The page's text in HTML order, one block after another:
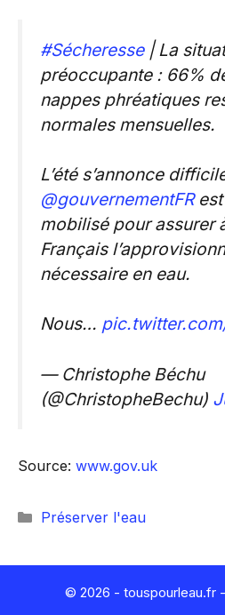
#Sécheresse| La
préoccupante : 66%
nappes phréatiques
normales mensuelles.
L’été s’annonce
@gouvernementFRest
mobilisé pour assurer
Français
nécessaire en eau.
Nous…
— Christophe Béchu
(@ChristopheBechu)
Source: www.gov.uk
Catégories
Préserver l'eau
© 2026 - touspourleau.fr -